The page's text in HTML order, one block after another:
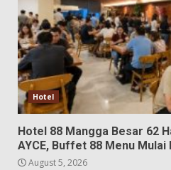
Hotel
Hotel 88 Mangga Besar 62
AYCE, Buffet 88 Menu Mulai
August 5, 2026